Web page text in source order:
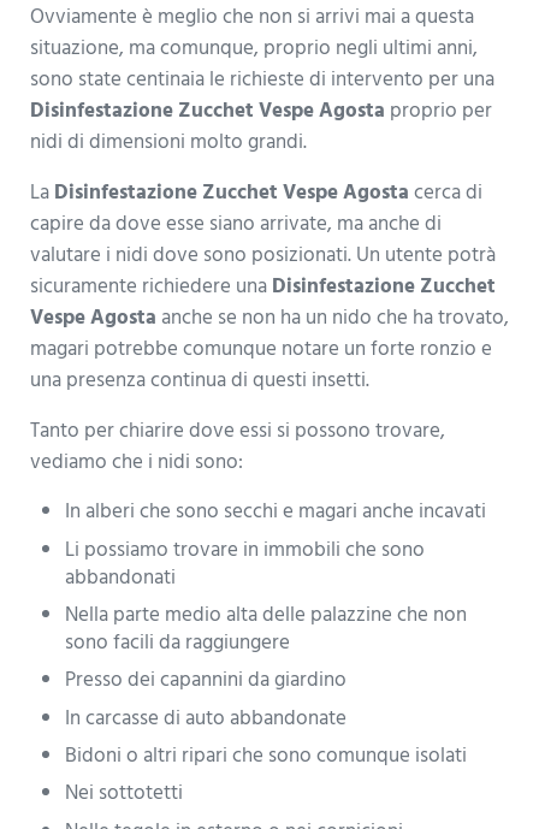
Ovviamente è meglio che non si arrivi mai a questa
situazione, ma comunque, proprio negli ultimi anni,
sono state centinaia le richieste di intervento per una
Disinfestazione Zucchet Vespe Agosta proprio per
nidi di dimensioni molto grandi.
LaDisinfestazione Zucchet Vespe Agostacerca di
capire da dove esse siano arrivate, ma anche di
valutare i nidi dove sono posizionati. Un utente potrà
sicuramente richiedere unaDisinfestazione Zucchet
Vespe Agosta anche se non ha un nido che ha trovato,
magari potrebbe comunque notare un forte ronzio e
una presenza continua di questi insetti.
Tanto per chiarire dove essi si possono trovare,
vediamo che i nidi sono:
In alberi che sono secchi e magari anche incavati
Li possiamo trovare in immobili che sono
abbandonati
Nella parte medio alta delle palazzine che non
sono facili da raggiungere
Presso dei capannini da giardino
In carcasse di auto abbandonate
Bidoni o altri ripari che sono comunque isolati
Nei sottotetti